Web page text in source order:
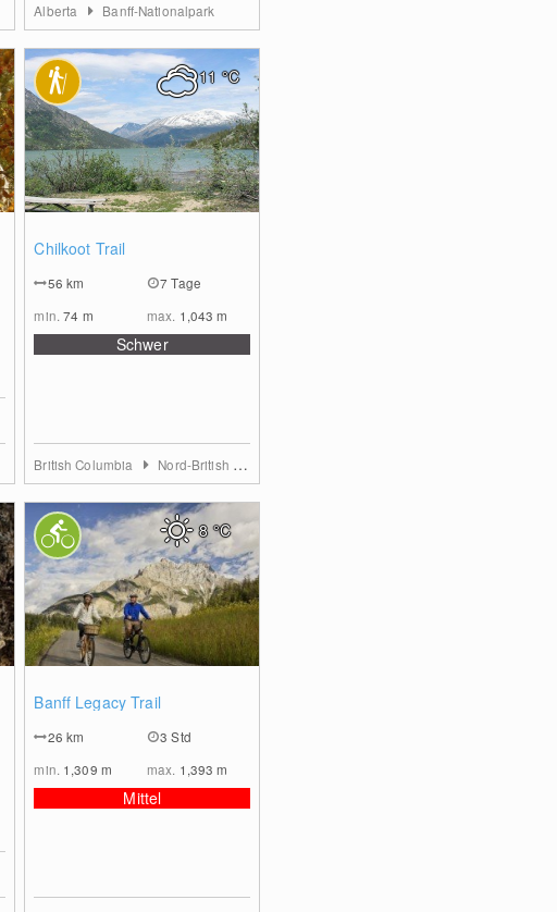
Alberta Banff-Nationalpark
Chilkoot Trail
56km
7 Tage
min.74 m max. 1,043m
Schwer
11°C
British Columbia Nord-British Columbia
Banff Legacy Trail
26km
3 Std
min. 1,309 m max. 1,393m
Mittel
8°C